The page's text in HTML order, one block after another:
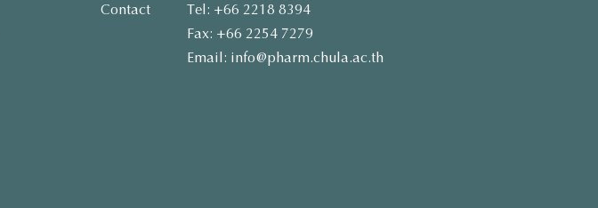
Contact
Tel: +66 2218 8394
Fax: +66 2254 7279
Email: info@pharm.chula.ac.th